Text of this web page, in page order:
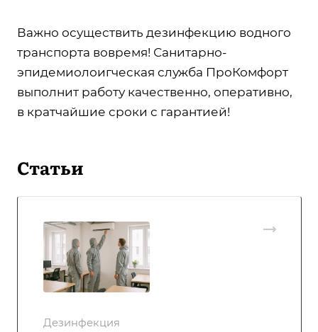
Важно осуществить дезинфекцию водного
транспорта вовремя! Санитарно-
эпидемиолоигческая служба ПроКомфорт
выполнит работу качественно, оперативно,
в кратчайшие сроки с гарантией!
Статьи
Дезинфекция